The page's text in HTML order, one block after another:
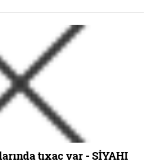
tıxac var - SİYAHI